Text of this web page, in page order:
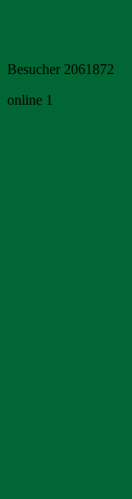
Besucher 2061872
online 1